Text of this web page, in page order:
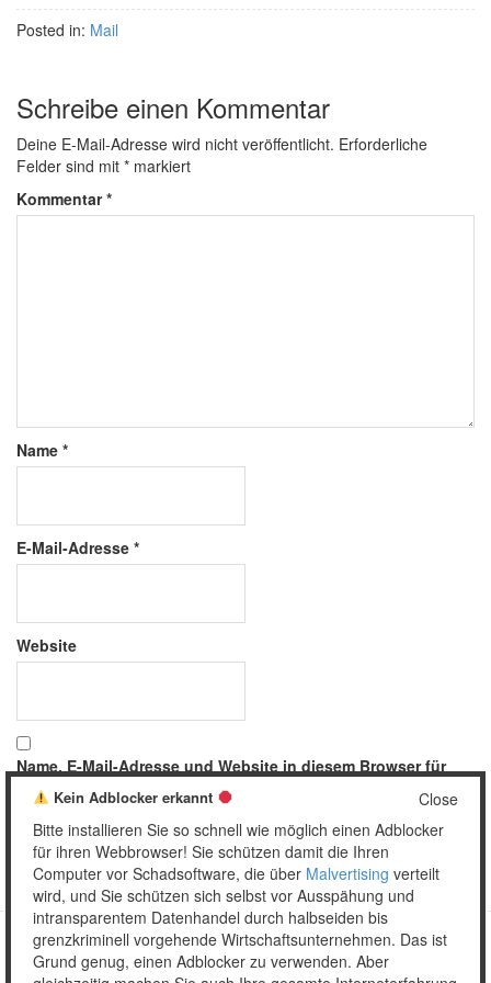
Posted in: Mail
Schreibe einen Kommentar
Deine E-Mail-Adresse wird nicht veröffentlicht. Erforderliche
Felder sind mit * markiert
Kommentar*
Name *
E-Mail-Adresse *
Website
Name, E-Mail-Adresse und Website in diesem Browser für
meinen nächsten Kommentar speichern.
Copyright © 2026 Unser täglich Spam.
Close
Kein Adblocker erkannt
Bitte installieren Sie so schnell wie möglich einen Adblocker
für ihren Webbrowser! Sie schützen damit die Ihren
Computer vor Schadsoftware, die über Malvertising verteilt
wird, und Sie schützen sich selbst vor Ausspähung und
intransparentem Datenhandel durch halbseiden bis
grenzkriminell vorgehende Wirtschaftsunternehmen. Das ist
Grund genug, einen Adblocker zu verwenden. Aber